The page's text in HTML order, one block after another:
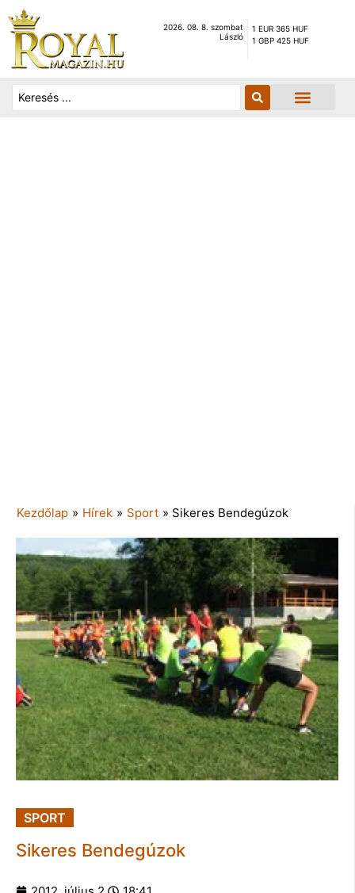
2026. 08. 8. szombat
László
1 EUR 365 HUF
1 GBP 425 HUF
Kezdőlap » Hírek » Sport » Sikeres Bendegúzok
SPORT
Sikeres Bendegúzok